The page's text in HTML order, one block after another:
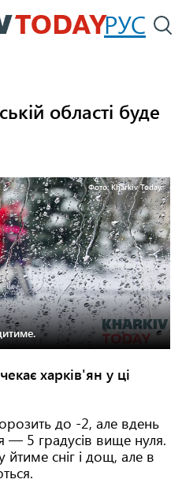
Перейти
до
РУС
області буде
Фото: Kharkiv Today.
харків'ян у ці
до -2, але вдень
— 5 градусів вище нуля.
йтиме сніг і дощ, але в